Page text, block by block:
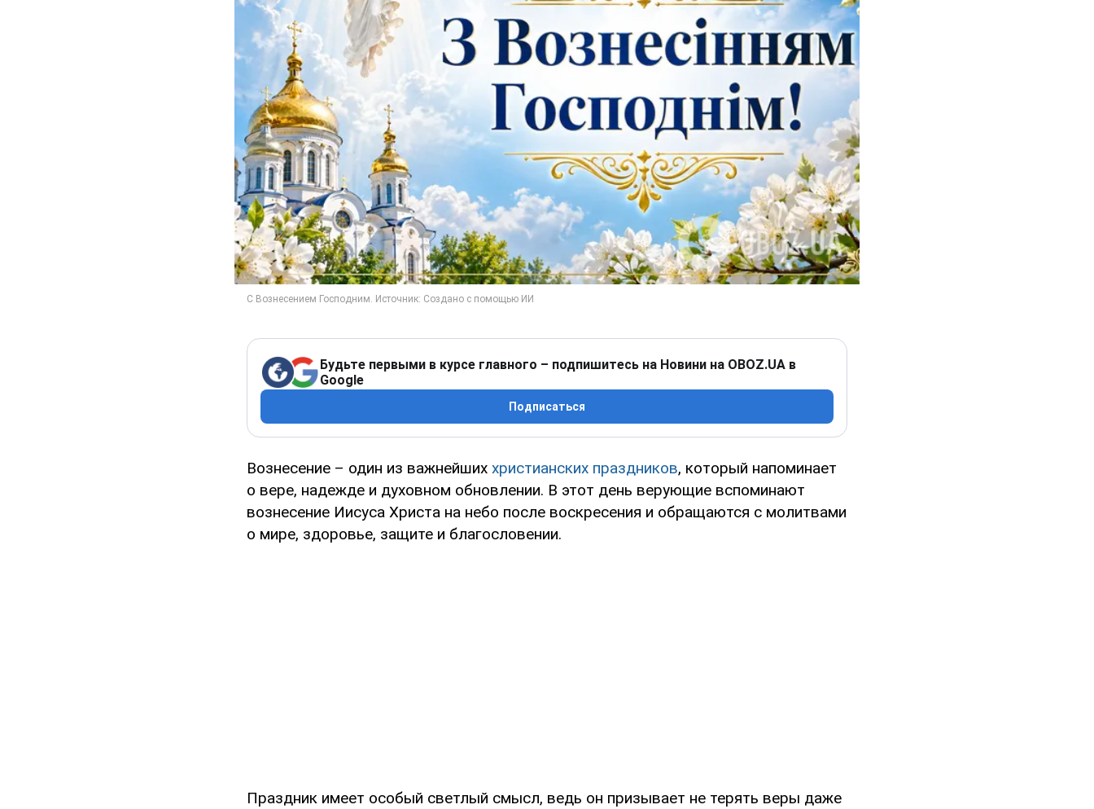
Будьте первыми в курсе главного – подпишитесь на Новини на OBOZ.UA в
Google
Подписаться
Вознесение – один из важнейших христианских праздников, который напоминает
о вере, надежде и духовном обновлении. В этот день верующие вспоминают
вознесение Иисуса Христа на небо после воскресения и обращаются с молитвами
о мире, здоровье, защите и благословении.
Праздник имеет особый светлый смысл, ведь он призывает не терять веры даже